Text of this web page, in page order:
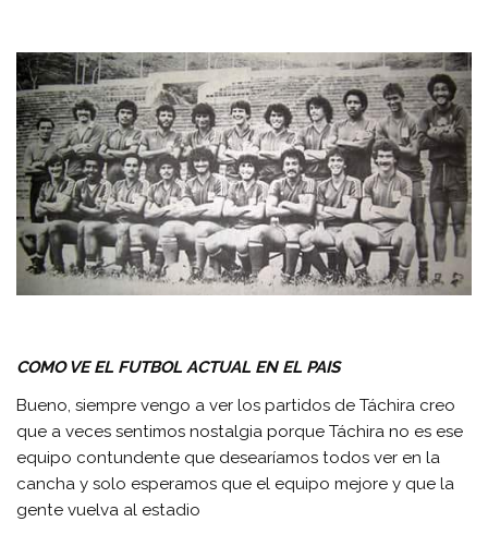
COMO VE EL FUTBOL ACTUAL EN EL PAIS
Bueno, siempre vengo a ver los partidos de Táchira creo
que a veces sentimos nostalgia porque Táchira no es ese
equipo contundente que desearíamos todos ver en la
cancha y solo esperamos que el equipo mejore y que la
gente vuelva al estadio